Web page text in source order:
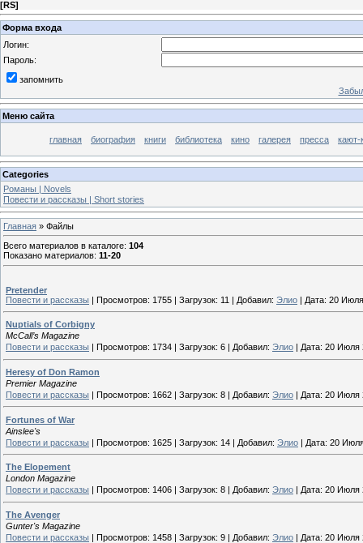
[RS]
Форма входа
Логин:
Пароль:
запомнить
Меню сайта
главная биография книги библиотека кино галерея пресса кают-
Categories
Романы | Novels
Повести и рассказы | Short stories
Главная » Файлы
Всего материалов в каталоге: 104
Показано материалов: 11-20
Pretender
Повести и рассказы | Просмотров: 1755 | Загрузок: 11 | Добавил: Элио | Дата: 20
Nuptials of Corbigny
McCall’s Magazine
Повести и рассказы
Просмотров: 1734 Загрузок: 6 Добавил: Элио Дата: 20 Июля
Heresy of Don Ramon
Premier Magazine
Повести и рассказы | Просмотров: 1662 | Загрузок: 8 | Добавил: Элио | Дата: 20 Июля
Fortunes of War
Ainslee's
Повести и рассказы | Просмотров: 1625 | Загрузок: 14 | Добавил: Элио | Дата: 20
The Elopement
London Magazine
Повести и рассказы
Просмотров: 1406 Загрузок: 8 Добавил: Элио Дата: 20 Июля
The Avenger
Gunter's Magazine
Повести и рассказы | Просмотров: 1458 | Загрузок: 9 | Добавил: Элио | Дата: 20 Июля